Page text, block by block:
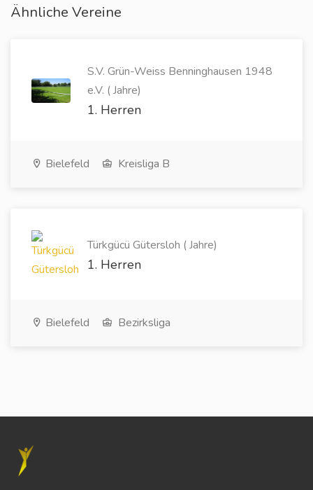
Ähnliche Vereine
S.V. Grün-Weiss Benninghausen 1948
e.V. ( Jahre)
1. Herren
Bielefeld Kreisliga B
Türkgücü Gütersloh ( Jahre)
1. Herren
Bielefeld Bezirksliga